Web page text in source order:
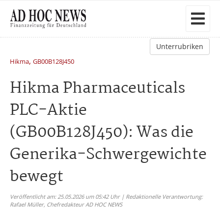
Unterrubriken
Hikma, GB00B128J450
Hikma Pharmaceuticals
PLC-Aktie
(GB00B128J450): Was die
Generika-Schwergewichte
bewegt
Veröffentlicht am: 25.05.2026 um 05:42 Uhr | Redaktionelle Verantwortung:
Rafael Müller, Chefredakteur AD HOC NEWS